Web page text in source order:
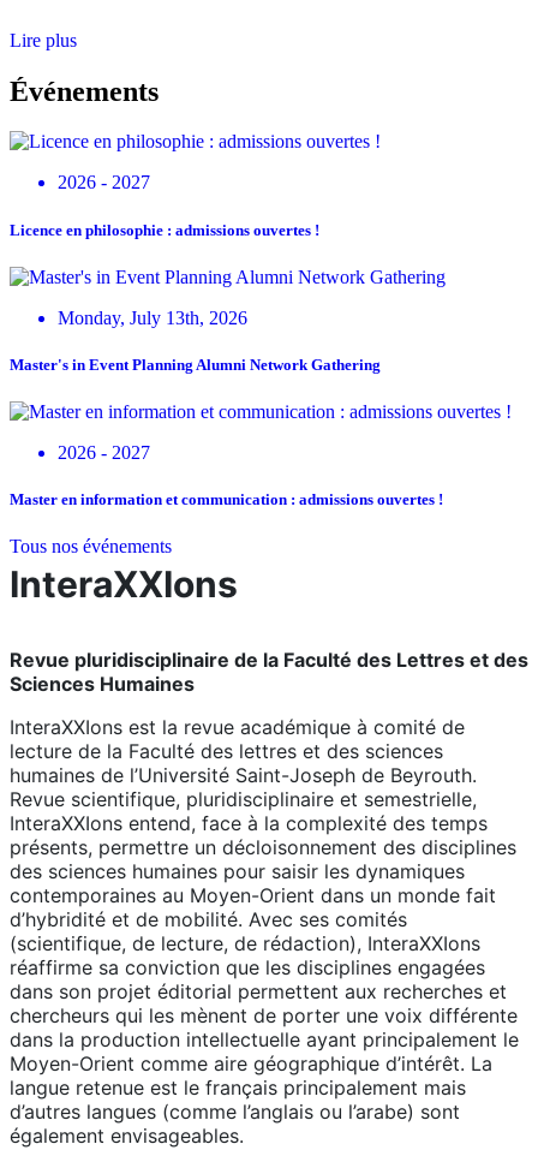
Lire plus
Événements
2026 - 2027
Licence en philosophie : admissions ouvertes !
Monday, July 13th, 2026
Master's in Event Planning Alumni Network Gathering
2026 - 2027
Master en information et communication : admissions ouvertes !
Tous nos événements
InteraXXIons
Revue pluridisciplinaire de la Faculté des Lettres et des
Sciences Humaines
InteraXXIons est la revue académique à comité de
lecture de la Faculté des lettres et des sciences
humaines de l’Université Saint-Joseph de Beyrouth.
Revue scientifique, pluridisciplinaire et semestrielle,
InteraXXIons entend, face à la complexité des temps
présents, permettre un décloisonnement des disciplines
des sciences humaines pour saisir les dynamiques
contemporaines au Moyen-Orient dans un monde fait
d’hybridité et de mobilité. Avec ses comités
(scientifique, de lecture, de rédaction), InteraXXIons
réaffirme sa conviction que les disciplines engagées
dans son projet éditorial permettent aux recherches et
chercheurs qui les mènent de porter une voix différente
dans la production intellectuelle ayant principalement le
Moyen-Orient comme aire géographique d’intérêt. La
langue retenue est le français principalement mais
d’autres langues (comme l’anglais ou l’arabe) sont
également envisageables.